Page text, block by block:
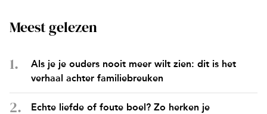
Meest gelezen
Als je je ouders nooit meer wilt zien: dit is het
verhaal achter familiebreuken
Echte liefde of foute boel? Zo herken je